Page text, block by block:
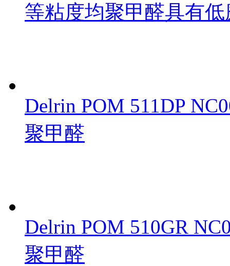
等粘度均聚甲醛具有
Delrin POM 511DP
聚甲醛
Delrin POM 510GR
聚甲醛